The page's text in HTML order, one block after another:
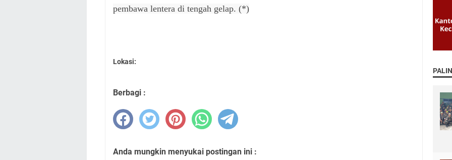
pembawa lentera di tengah gelap. (*)
Lokasi:
Berbagi :
Anda mungkin menyukai postingan ini :